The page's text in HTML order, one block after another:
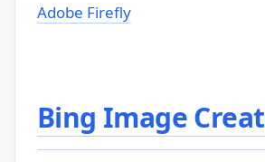
Adobe Firefly
Bing Image